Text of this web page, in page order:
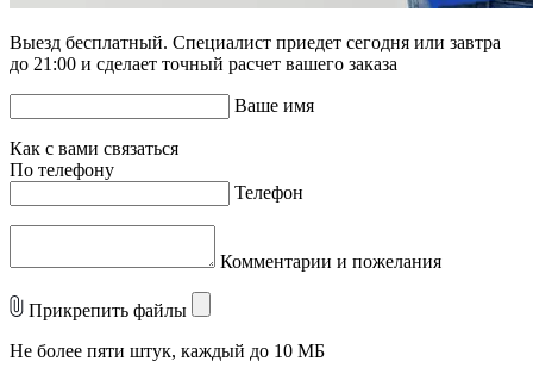
Выезд бесплатный. Специалист приедет сегодня или завтра
до 21:00 и сделает точный расчет вашего заказа
Ваше имя
Как с вами связаться
По телефону
Телефон
Комментарии и пожелания
Прикрепить файлы
Не более пяти штук, каждый до 10 МБ